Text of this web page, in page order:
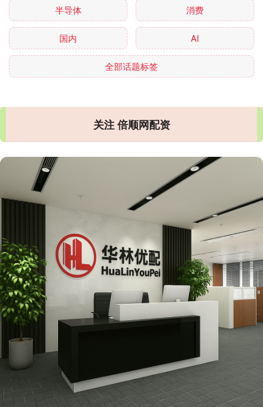
半导体 消费
国内 AI
全部话题标签
关注 倍顺网配资